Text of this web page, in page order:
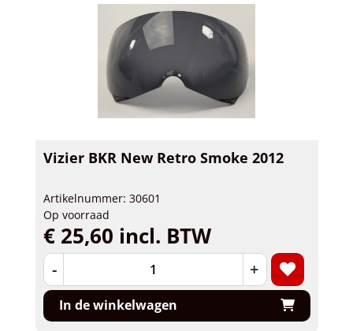
Vizier BKR New Retro Smoke 2012
Artikelnummer: 30601
Op voorraad
€ 25,60 incl. BTW
- +
In de winkelwagen